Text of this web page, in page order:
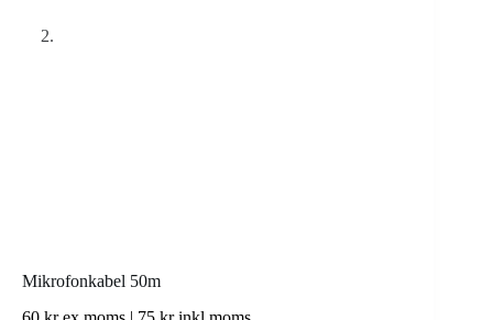
Mikrofonkabel 50m